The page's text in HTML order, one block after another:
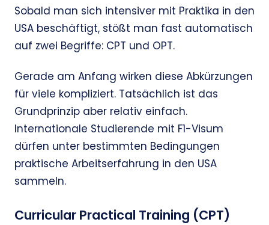
Sobald man sich intensiver mit Praktika in den
USA beschäftigt, stößt man fast automatisch
auf zwei Begriffe: CPT und OPT.
Gerade am Anfang wirken diese Abkürzungen
für viele kompliziert. Tatsächlich ist das
Grundprinzip aber relativ einfach.
Internationale Studierende mit F1-Visum
dürfen unter bestimmten Bedingungen
praktische Arbeitserfahrung in den USA
sammeln.
Curricular Practical Training (CPT)